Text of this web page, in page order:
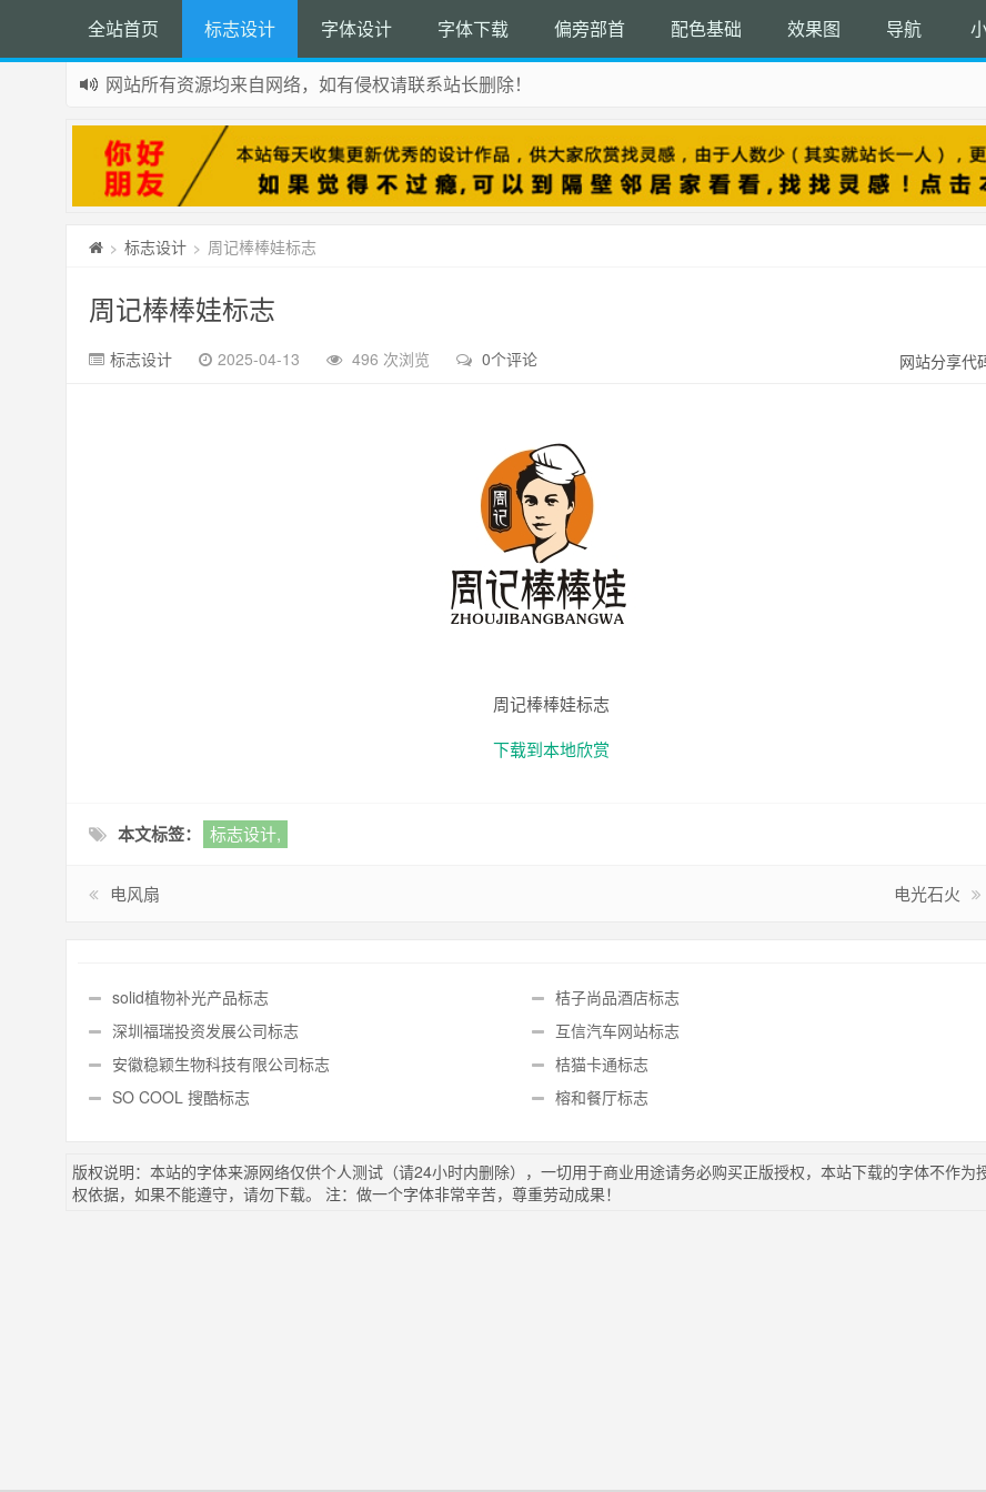
全站首页 标志设计 字体设计 字体下载 偏旁部首 配色基础 效果图 导航
网站所有资源均来自网络，如有侵权请联系站长删除！
> 标志设计 > 周记棒棒娃标志
周记棒棒娃标志
标志设计 2025-04-13 496 次浏览 0个评论 网站分享代
周记棒棒娃标志
下载到本地欣赏
本文标签： 标志设计,
电风扇 电光石火
solid植物补光产品标志
桔子尚品酒店标志
深圳福瑞投资发展公司标志
互信汽车网站标志
安徽稳颖生物科技有限公司标志
桔猫卡通标志
SO COOL 搜酷标志
榕和餐厅标志
版权说明：本站的字体来源网络仅供个人测试（请24小时内删除），一切用于商业用途请务必购买正版授权，本站下载的字体不作为
权依据，如果不能遵守，请勿下载。 注：做一个字体非常辛苦，尊重劳动成果！